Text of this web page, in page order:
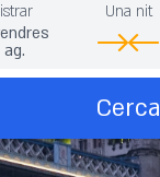
ag.
Una nit
Cerca